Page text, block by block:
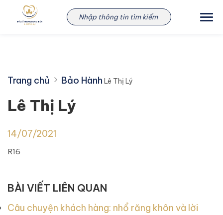
Lê Thị Lý
Trang chủ Bảo Hành Lê Thị Lý
Lê Thị Lý
14/07/2021
R16
BÀI VIẾT LIÊN QUAN
Câu chuyện khách hàng: nhổ răng khôn và lời